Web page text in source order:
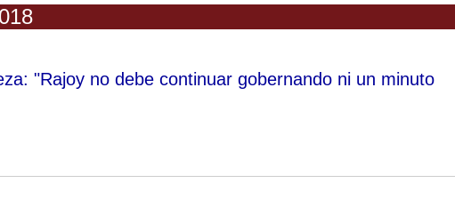
"Rajoy no debe continuar gobernando ni un minuto